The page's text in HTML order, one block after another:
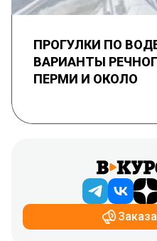
ПРОГУЛКИ ПО
ВАРИАНТЫ
ПЕРМИ И ОКОЛО